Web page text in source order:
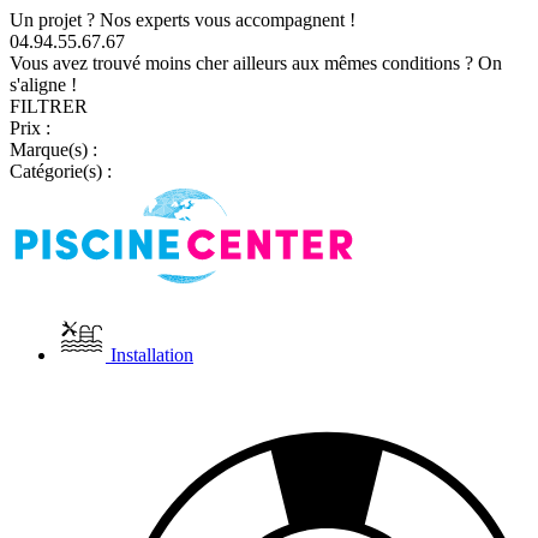
Un projet ? Nos experts vous accompagnent !
04.94.55.67.67
Vous avez trouvé moins cher ailleurs aux mêmes conditions ? On
s'aligne !
FILTRER
Prix :
Marque(s) :
Catégorie(s) :
Installation